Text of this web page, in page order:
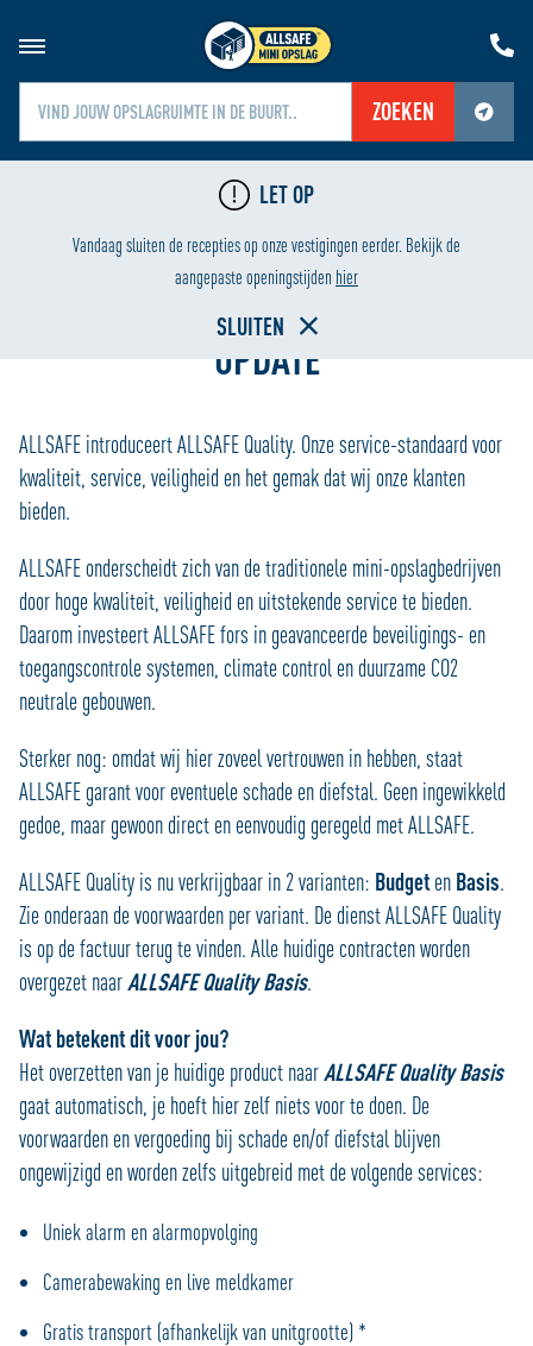
ZOEKEN
Jouw locatiediensten zijn uitgeschakeld.
Schakel jouw locatiediensten in om deze functie te gebruiken.
LET OP
Vandaag sluiten de recepties op onze vestigingen eerder. Bekijk de
aangepaste openingstijden hier
SLUITEN
LAAGSTE PRIJS
Home
UPDATE
ALLSAFE introduceert ALLSAFE Quality. Onze service-standaard voor
kwaliteit, service, veiligheid en het gemak dat wij onze klanten
bieden.
ALLSAFE onderscheidt zich van de traditionele mini-opslagbedrijven
door hoge kwaliteit, veiligheid en uitstekende service te bieden.
Daarom investeert ALLSAFE fors in geavanceerde beveiligings- en
toegangscontrole systemen, climate control en duurzame CO2
neutrale gebouwen.
Sterker nog: omdat wij hier zoveel vertrouwen in hebben, staat
ALLSAFE garant voor eventuele schade en diefstal. Geen ingewikkeld
gedoe, maar gewoon direct en eenvoudig geregeld met ALLSAFE.
ALLSAFE Quality is nu verkrijgbaar in 2 varianten: Budgeten Basis.
Zie onderaan de voorwaarden per variant. De dienst ALLSAFE Quality
is op de factuur terug te vinden. Alle huidige contracten worden
overgezet naarALLSAFE Quality Basis.
Wat betekent dit voor jou?
Het overzetten van je huidige product naarALLSAFE Quality Basis
gaat automatisch, je hoeft hier zelf niets voor te doen. De
voorwaarden en vergoeding bij schade en/of diefstal blijven
ongewijzigd en worden zelfs uitgebreid met de volgende services:
Uniek alarm en alarmopvolging
Camerabewaking en live meldkamer
Gratis transport (afhankelijk van unitgrootte) *